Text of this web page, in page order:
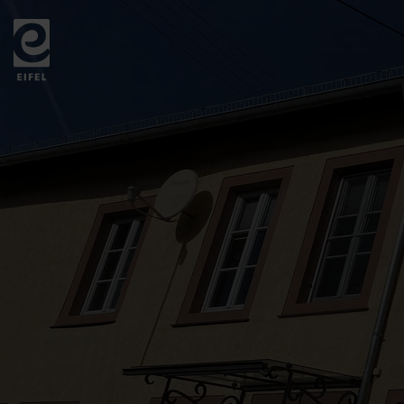
Zurück
zur
Startseite